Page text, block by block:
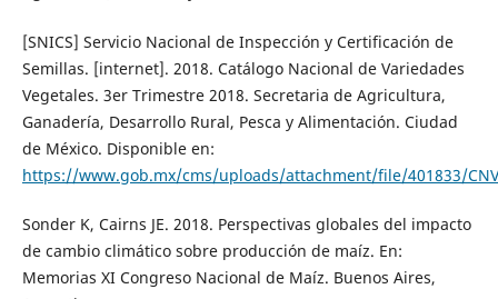
[SNICS] Servicio Nacional de Inspección y Certificación de
Semillas. [internet]. 2018. Catálogo Nacional de Variedades
Vegetales. 3er Trimestre 2018. Secretaria de Agricultura,
Ganadería, Desarrollo Rural, Pesca y Alimentación. Ciudad
de México. Disponible en:
https://www.gob.mx/cms/uploads/attachment/file/401833/
Sonder K, Cairns JE. 2018. Perspectivas globales del impacto
de cambio climático sobre producción de maíz. En:
Memorias XI Congreso Nacional de Maíz. Buenos Aires,